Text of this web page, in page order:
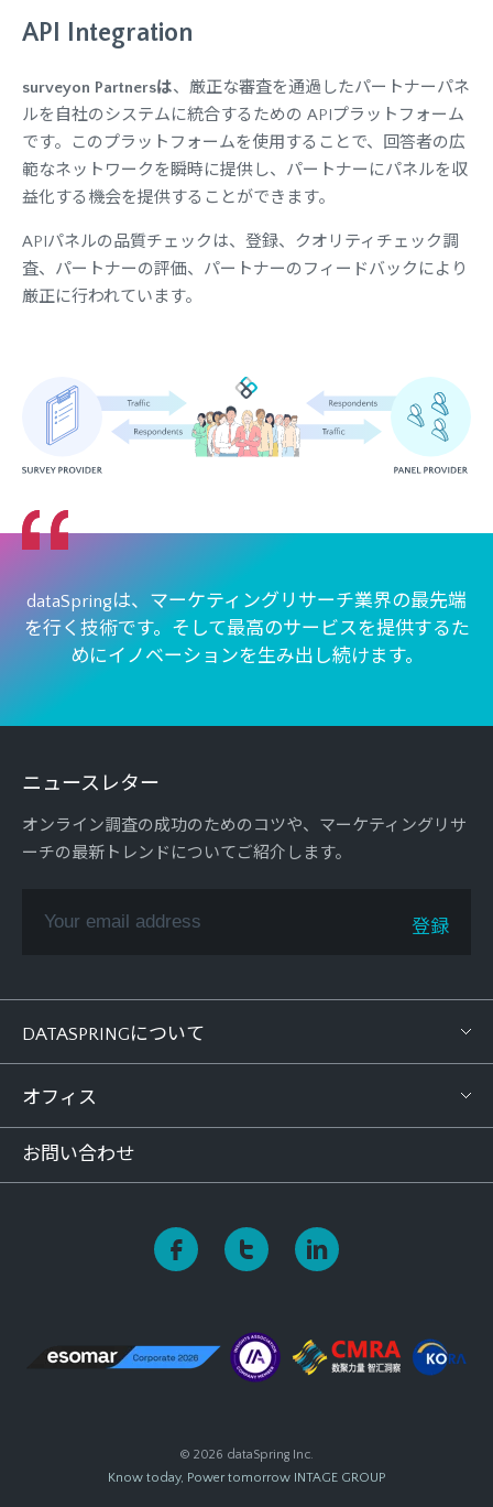
API Integration
surveyon Partnersは、厳正な審査を通過したパートナーパネ
ルを自社のシステムに統合するための APIプラットフォーム
です。このプラットフォームを使用することで、回答者の広
範なネットワークを瞬時に提供し、パートナーにパネルを収
益化する機会を提供することができます。
APIパネルの品質チェックは、登録、クオリティチェック調
査、パートナーの評価、パートナーのフィードバックにより
厳正に行われています。
dataSpringは、マーケティングリサーチ業界の最先端
を行く技術です。 そして最高のサービスを提供するた
めにイノベーションを生み出し続けます。
ニュースレター
オンライン調査の成功のためのコツや、マーケティングリサ
ーチの最新トレンドについてご紹介します。
DATASPRINGについて
オフィス
お問い合わせ
© 2026 dataSpring Inc.
Know today, Power tomorrow INTAGE GROUP